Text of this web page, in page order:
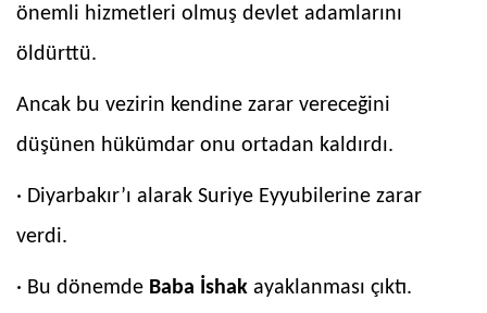
önemli hizmetleri olmuş devlet adamlarını
öldürttü.
Ancak bu vezirin kendine zarar vereceğini
düşünen hükümdar onu ortadan kaldırdı.
· Diyarbakır’ı alarak Suriye Eyyubilerine zarar
verdi.
· Bu dönemde Baba İshak ayaklanması çıktı.